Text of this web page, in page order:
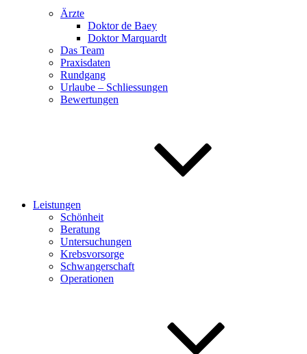
Ärzte
Doktor de Baey
Doktor Marquardt
Das Team
Praxisdaten
Rundgang
Urlaube – Schliessungen
Bewertungen
Leistungen
Schönheit
Beratung
Untersuchungen
Krebsvorsorge
Schwangerschaft
Operationen